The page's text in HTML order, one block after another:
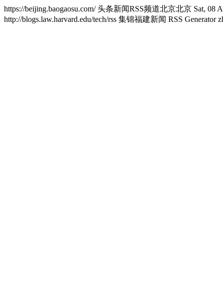
https://beijing.baogaosu.com/头条新闻RSS频道北京北京 Sat, 08
http://blogs.law.harvard.edu/tech/rss 集锦福建新闻 RSS Generator